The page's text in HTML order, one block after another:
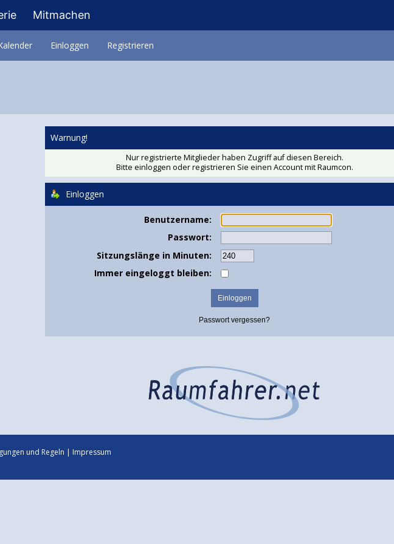
Mitmachen
Einloggen Registrieren
Warnung!
Nur registrierte Mitglieder haben Zugriff auf diesen Bereich.
Bitte einloggen oderregistrieren Sie einen Accountmit Raumcon.
Einloggen
Benutzername:
Passwort:
Sitzungslänge in Minuten:
Immer eingeloggt bleiben:
Passwort vergessen?
und Regeln | Impressum